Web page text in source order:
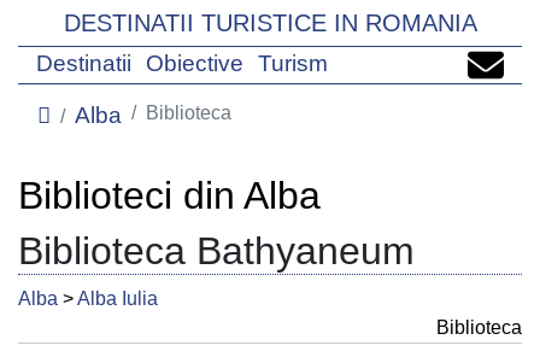
DESTINATII TURISTICE IN ROMANIA
Destinatii Obiective Turism
Alba Biblioteca
Biblioteci din Alba
Biblioteca Bathyaneum
Alba >Alba Iulia
Biblioteca